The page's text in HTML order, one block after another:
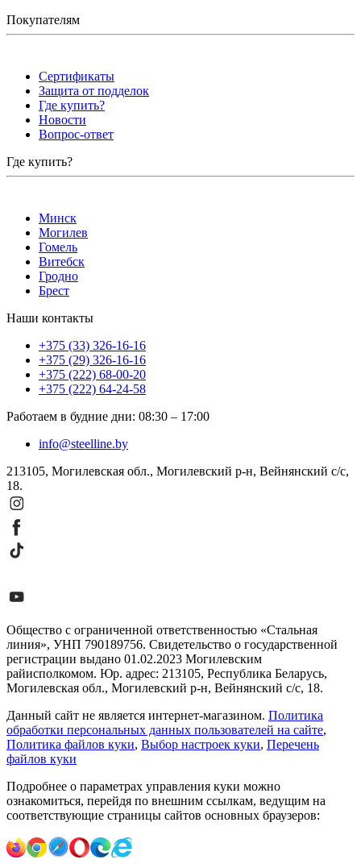
Покупателям
Сертификаты
Защита от подделок
Где купить?
Новости
Вопрос-ответ
Где купить?
Минск
Могилев
Гомель
Витебск
Гродно
Брест
Наши контакты
+375 (33) 326-16-16
+375 (29) 326-16-16
+375 (222) 68-00-20
+375 (222) 64-24-58
Работаем в будние дни: 08:30 – 17:00
info@steelline.by
213105, Могилевская обл., Могилевский р-н, Вейнянский с/с,
18.
Общество с ограниченной ответственностью «Стальная
линия», УНП 790189756. Свидетельство о государственной
регистрации выдано 01.02.2023 Могилевским
райисполкомом. Юр. адрес: 213105, Республика Беларусь,
Могилевская обл., Могилевский р-н, Вейнянский с/с, 18.
Данный сайт не является интернет-магазином. Политика
обработки персональных данных пользователей на сайте,
Политика файлов куки, Выбор настроек куки, Перечень
файлов куки
Подробнее о параметрах управления куки можно
ознакомиться, перейдя по внешним ссылкам, ведущим на
соответствующие страницы сайтов основных браузеров: